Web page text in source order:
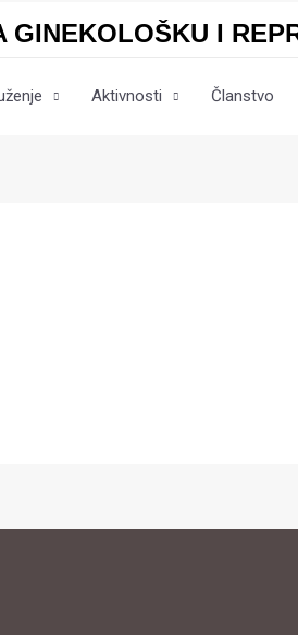
GINEKOLOŠKU I
Aktivnosti Članstvo